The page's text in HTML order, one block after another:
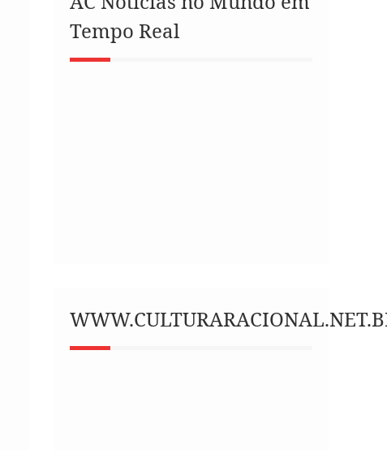
Tempo Real